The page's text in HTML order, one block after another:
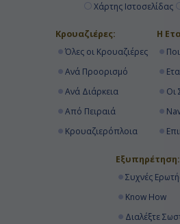
Χάρτης Ιστοσελίδας
Κρουαζιέρες:
Όλες οι Κρουαζιέρες
Ανά Προορισμό
Ανά Διάρκεια
Από Πειραιά
Κρουαζιερόπλοια
Η
Οι
Εξυπηρέτηση:
Συχνές
Know How
Διαλέξτε